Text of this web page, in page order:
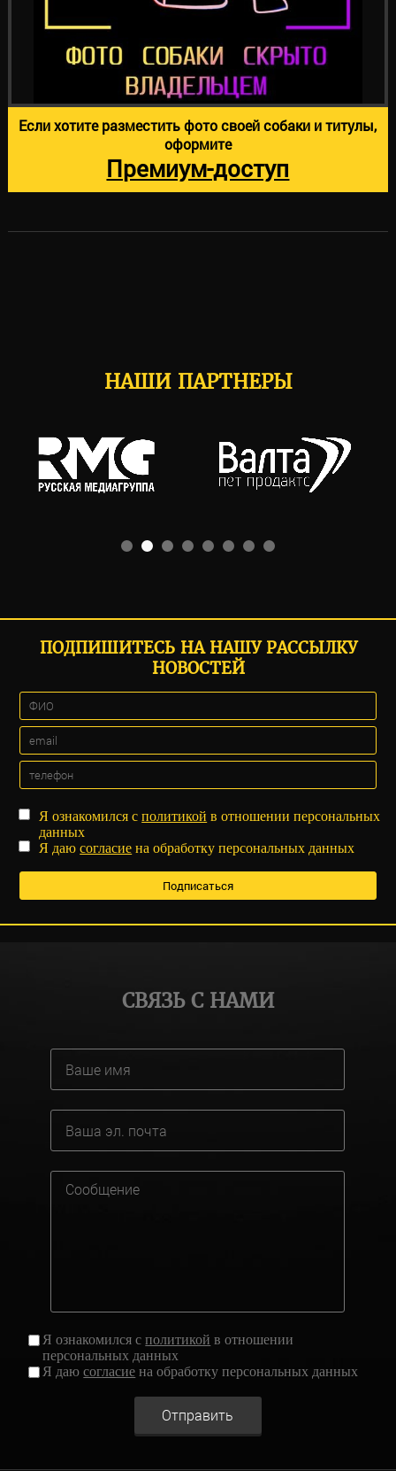
Если хотите разместить фото своей собаки и титулы,
оформите
Премиум-доступ
НАШИ ПАРТНЕРЫ
ПОДПИШИТЕСЬ НА НАШУ РАССЫЛКУ
НОВОСТЕЙ
Я ознакомился сполитикой в отношении персональных
данных
Я даюсогласие на обработку персональных данных
СВЯЗЬ С НАМИ
Я ознакомился сполитикой в отношении
персональных данных
Я даюсогласие на обработку персональных данных
Отправить